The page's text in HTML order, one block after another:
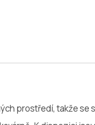
prostředí, takže se